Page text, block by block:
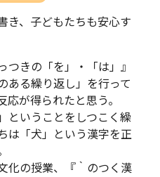
き、子どもたちも安心す
つきの「を」・「は」』
ある繰り返し」を行って
が得られたと思う。
ということをしつこく繰
は「犬」という漢字を正
化の授業、『｀のつく漢